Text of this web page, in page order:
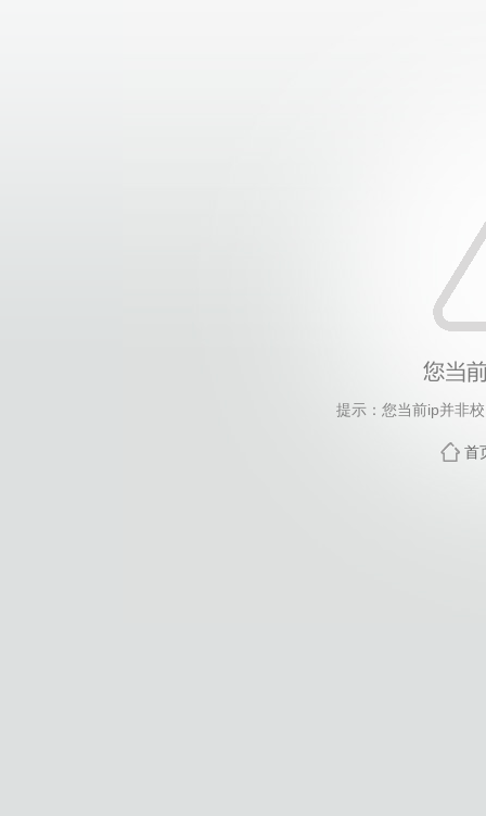
提示：您当前ip并非
首